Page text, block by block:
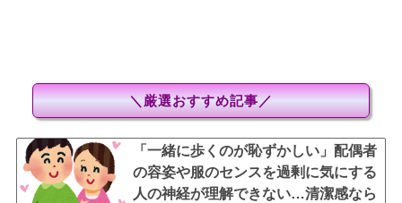
＼厳選おすすめ記事／
「一緒に歩くのが恥ずかしい」配偶者
の容姿や服のセンスを過剰に気にする
人の神経が理解できない…清潔感なら